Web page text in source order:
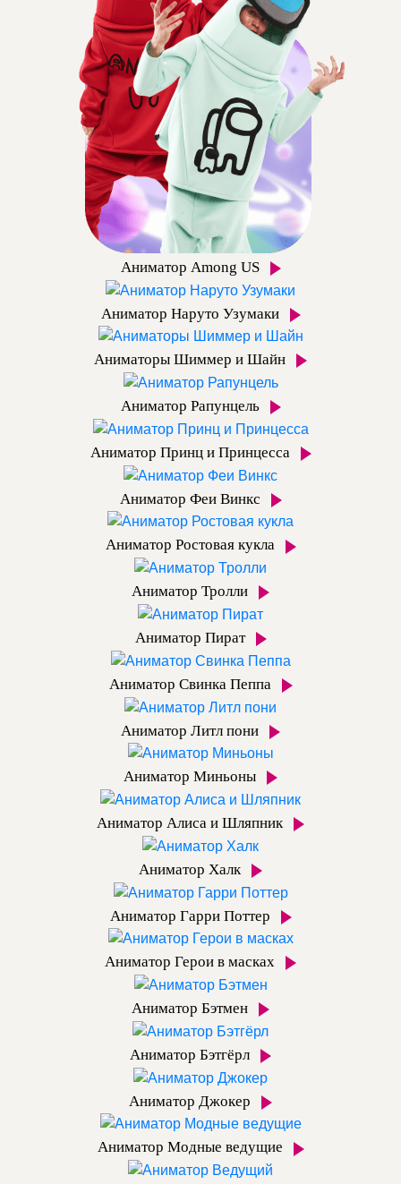
Аниматор Among US
Аниматор Наруто Узумаки
Аниматоры Шиммер и Шайн
Аниматор Рапунцель
Аниматор Принц и Принцесса
Аниматор Феи Винкс
Аниматор Ростовая кукла
Аниматор Тролли
Аниматор Пират
Аниматор Свинка Пеппа
Аниматор Литл пони
Аниматор Миньоны
Аниматор Алиса и Шляпник
Аниматор Халк
Аниматор Гарри Поттер
Аниматор Герои в масках
Аниматор Бэтмен
Аниматор Бэтгёрл
Аниматор Джокер
Аниматор Модные ведущие